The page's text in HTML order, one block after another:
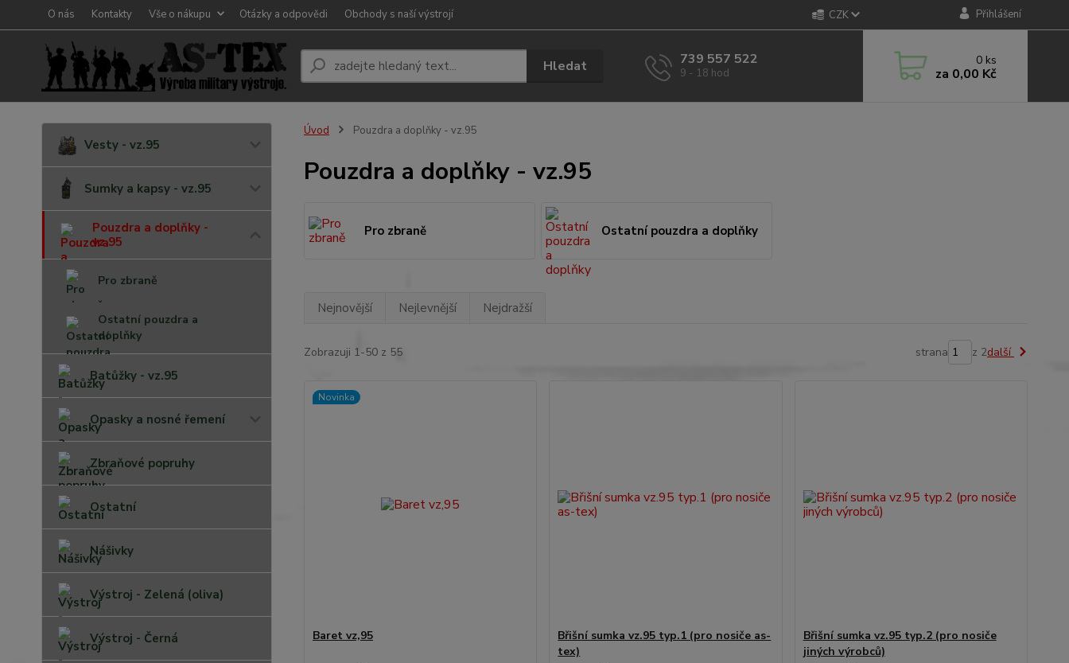
O nás Kontakty Vše o nákupu Otázky a odpovědi Obchody s naší výstrojí CZK Přihlášení
Hledat 739 557 522
9 - 18 hod
0 ks
za 0,00 Kč
Vesty - vz.95
Sumky a kapsy - vz.95
Pouzdra a doplňky -
vz.95
Pro zbraně
Ostatní pouzdra a
doplňky
Batůžky - vz.95
Opasky a nosné řemení
Zbraňové popruhy
Ostatní
Nášivky
Výstroj - Zelená (oliva)
Výstroj - Černá
Úvod Pouzdra a doplňky - vz.95
Pouzdra a doplňky - vz.95
Pro zbraně Ostatní pouzdra a doplňky
Nejnovější Nejlevnější Nejdražší
Zobrazuji 1-50 z 55 strana z 2další
Novinka
Baret vz,95
Břišní sumka vz.95 typ.1 (pro nosiče as-
tex)
Břišní sumka vz.95 typ.2 (pro nosiče
jiných výrobců)